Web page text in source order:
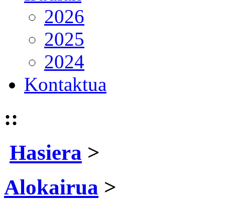
2026
2025
2024
Kontaktua
::
Hasiera >
Alokairua >